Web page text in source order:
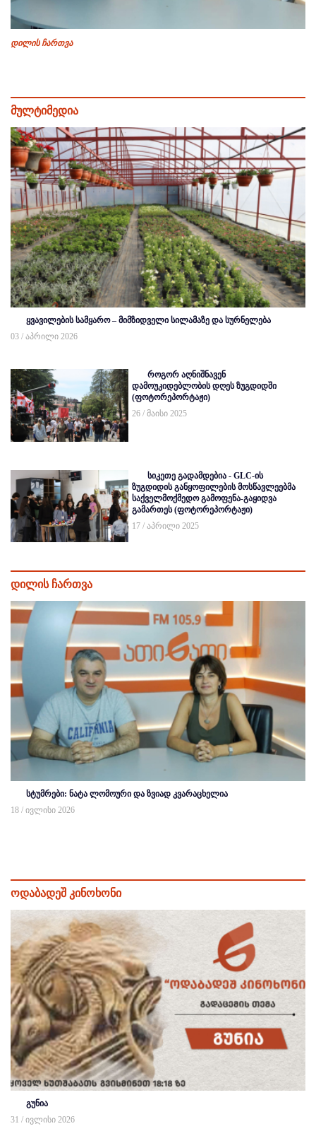
დილის ჩართვა
მულტიმედია
ყვავილების სამყარო – მიმზიდველი სილამაზე და სურნელება
03 / აპრილი 2026
როგორ აღნიშნავენ
დამოუკიდებლობის დღეს ზუგდიდში
(ფოტორეპორტაჟი)
26 / მაისი 2025
სიკეთე გადამდებია - GLC-ის
ზუგდიდის განყოფილების მოსწავლეებმა
საქველმოქმედო გამოფენა-გაყიდვა
გამართეს (ფოტორეპორტაჟი)
17 / აპრილი 2025
დილის ჩართვა
სტუმრები: ნატა ლომოური და ზვიად კვარაცხელია
18 / ივლისი 2026
ოდაბადეშ კინოხონი
გუნია
31 / ივლისი 2026